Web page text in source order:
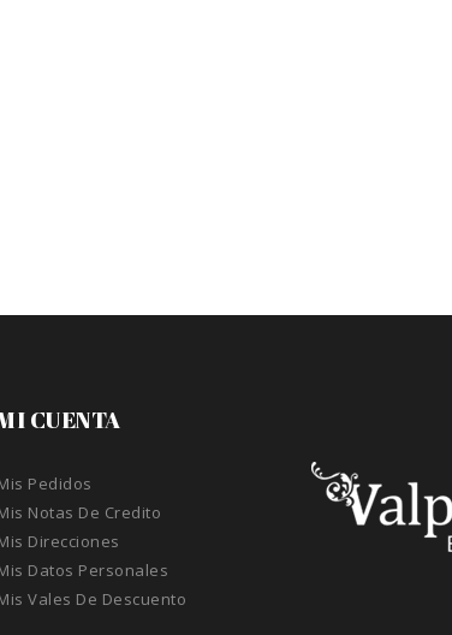
CUENTA
Pedidos
Notas De Credito
Direcciones
Datos Personales
Vales De Descuento